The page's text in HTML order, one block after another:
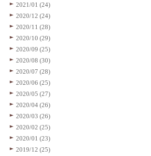
2021/01 (24)
2020/12 (24)
2020/11 (28)
2020/10 (29)
2020/09 (25)
2020/08 (30)
2020/07 (28)
2020/06 (25)
2020/05 (27)
2020/04 (26)
2020/03 (26)
2020/02 (25)
2020/01 (23)
2019/12 (25)